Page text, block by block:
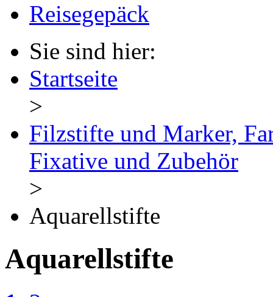
Reisegepäck
Sie sind hier:
Startseite
>
Filzstifte und Marker,
Fixative und Zubehör
>
Aquarellstifte
Aquarellstifte